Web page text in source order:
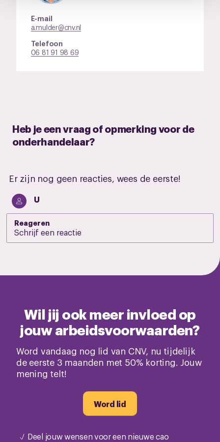
E-mail
a.mulder@cnv.nl
Telefoon
06 81 91 98 69
Heb je een vraag of opmerking voor de
onderhandelaar?
Er zijn nog geen reacties, wees de eerste!
U
Reageren
Wil jij ook meer invloed op
jouw arbeidsvoorwaarden?
Word vandaag nog lid van CNV, nu tijdelijk
de eerste 3 maanden met 50% korting. Jouw
mening telt!
Word lid
Deel jouw wensen voor een nieuwe cao